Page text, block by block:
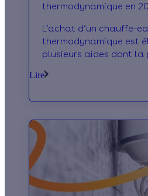
thermodynamique en
L’achat d’un chauffe-
thermodynamique est
plusieurs aides dont la
% de son coût d’achat.
Lire